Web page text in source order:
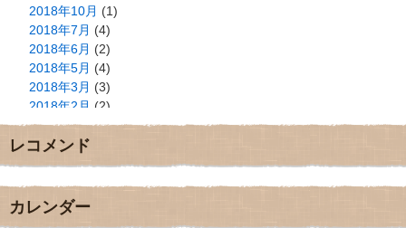
2018年10月 (1)
2018年7月 (4)
2018年6月 (2)
2018年5月 (4)
2018年3月 (3)
2018年2月 (2)
2018年1月(2)
2017年12月
2017年11月(3)
2017年9月
2017年8月
レコメンド
カレンダー